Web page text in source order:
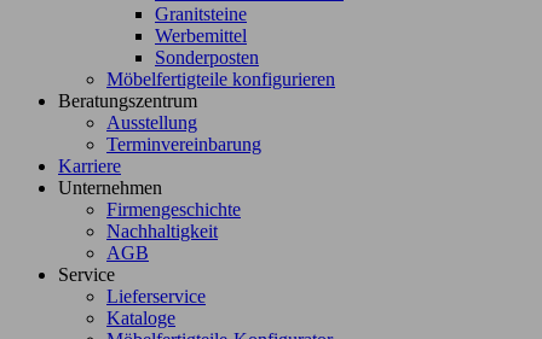
Granitsteine
Werbemittel
Sonderposten
Möbelfertigteile konfigurieren
Beratungszentrum
Ausstellung
Terminvereinbarung
Karriere
Unternehmen
Firmengeschichte
Nachhaltigkeit
AGB
Service
Lieferservice
Kataloge